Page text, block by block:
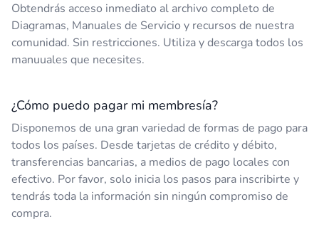
Obtendrás acceso inmediato al archivo completo de
Diagramas, Manuales de Servicio y recursos de nuestra
comunidad. Sin restricciones. Utiliza y descarga todos los
manuuales que necesites.
¿Cómo puedo pagar mi membresía?
Disponemos de una gran variedad de formas de pago para
todos los países. Desde tarjetas de crédito y débito,
transferencias bancarias, a medios de pago locales con
efectivo. Por favor, solo inicia los pasos para inscribirte y
tendrás toda la información sin ningún compromiso de
compra.